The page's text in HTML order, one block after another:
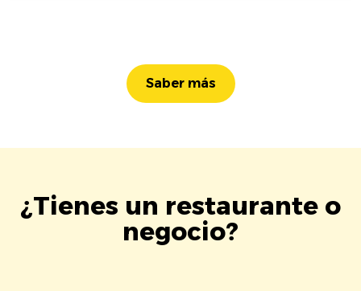
Saber más
¿Tienes un restaurante o
negocio?